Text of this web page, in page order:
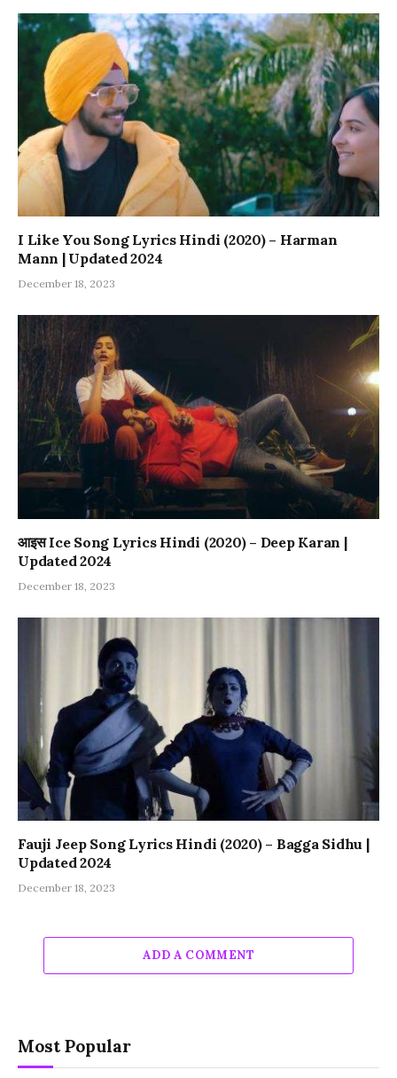
I Like You Song Lyrics Hindi (2020) – Harman
Mann | Updated 2024
December 18, 2023
आइस Ice Song Lyrics Hindi (2020) – Deep Karan |
Updated 2024
December 18, 2023
Fauji Jeep Song Lyrics Hindi (2020) – Bagga Sidhu |
Updated 2024
December 18, 2023
ADD A COMMENT
Most Popular